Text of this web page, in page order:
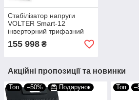
Стабілізатор напруги
VOLTER Smart-12
інверторний трифазний
будинку котлів
155 998 ₴
Акційні пропозиції та новинки
Топ –50% Подарунок Топ